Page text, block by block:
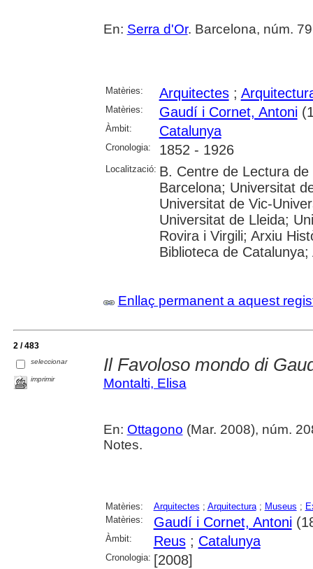
En: Serra d'Or. Barcelona, núm.
Matèries: Arquitectes;
Matèries: Gaudí i Cornet, Antoni
Àmbit: Catalunya
Cronologia: 1852 - 1926
Localització: B. Centre de Lectura
Barcelona; Universitat
Universitat de Vic-
Universitat de Lleida;
Rovira i Virgili; Arxiu
Biblioteca de
Enllaç permanent a aquest
2 / 483
seleccionar
imprimir
Il Favoloso mondo di
Montalti, Elisa
En: Ottagono (Mar. 2008), núm.
Notes.
Matèries: Arquitectes ; Arquitectura; Museus ;
Matèries:
Gaudí i Cornet, Antoni
Àmbit: Reus; Catalunya
Cronologia: [2008]